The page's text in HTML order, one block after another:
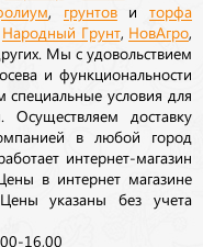
грунтовиторфа
Народный Грунт, НовАгро
Мы с удовольствием
и функциональности
специальные условия для
Осуществляем доставку
в любой город
интернет-магазин
в интернет магазине
указаны без учета
16,00